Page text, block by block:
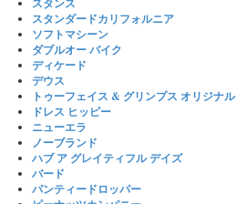
スタンダードカリフォルニア
ソフトマシーン
ダブルオー バイク
ディケード
デウス
トゥーフェイス & グリンプス オリジナル
ドレス ヒッピー
ニューエラ
ノーブランド
ハブ ア グレイティフル デイズ
バード
パンティードロッパー